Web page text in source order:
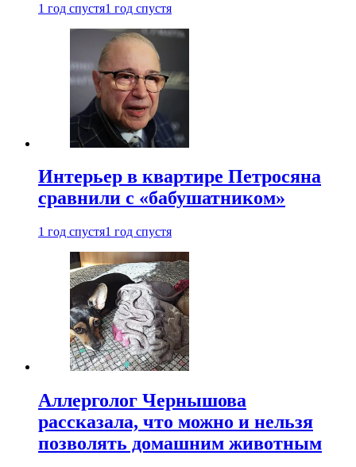
1 год спустя1 год спустя
Интерьер в квартире Петросяна
сравнили с «бабушатником»
1 год спустя1 год спустя
Аллерголог Чернышова
рассказала, что можно и нельзя
позволять домашним животным